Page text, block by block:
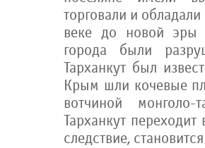
торговали и
веке до новой эры
города были
Тарханкут был
Крым шли кочевые
вотчиной
Тарханкут
следствие,